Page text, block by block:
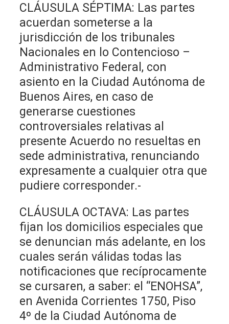
CLÁUSULA SÉPTIMA: Las partes
acuerdan someterse a la
jurisdicción de los tribunales
Nacionales en lo Contencioso –
Administrativo Federal, con
asiento en la Ciudad Autónoma de
Buenos Aires, en caso de
generarse cuestiones
controversiales relativas al
presente Acuerdo no resueltas en
sede administrativa, renunciando
expresamente a cualquier otra que
pudiere corresponder.-
CLÁUSULA OCTAVA: Las partes
fijan los domicilios especiales que
se denuncian más adelante, en los
cuales serán válidas todas las
notificaciones que recíprocamente
se cursaren, a saber: el “ENOHSA”,
en Avenida Corrientes 1750, Piso
4º de la Ciudad Autónoma de